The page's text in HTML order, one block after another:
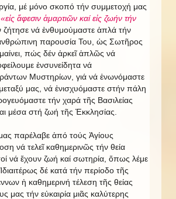
μέ μόνο σκοπό τήν συμμετοχή μας
«εἰς ἄφεσιν ἁμαρτιῶν καί εἰς ζωήν τήν
ζήτησε νά ἐνθυμούμαστε ἁπλά τήν
παρουσία Του, ὡς Σωτῆρος
πώς δέν ἀρκεῖ ἁπλῶς νά
ἐνσυνείδητα νά
Μυστηρίων, γιά νά ἑνωνόμαστε
μας, νά ἐνισχυόμαστε στήν πάλη
τήν χαρά τῆς Βασιλείας
μέσα στή ζωή τῆς Ἐκκλησίας.
παρέλαβε ἀπό τούς Ἁγίους
νά τελεῖ καθημερινῶς τήν θεία
νά ἔχουν ζωή καί σωτηρία, ὅπως λέμε
δέ κατά τήν περίοδο τῆς
ἡ καθημερινή τέλεση τῆς θείας
μας τήν εὐκαιρία μιᾶς καλύτερης